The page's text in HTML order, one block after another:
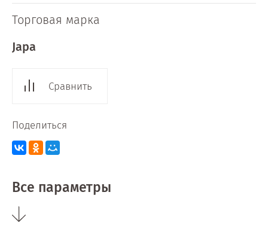
Торговая марка
Japa
Сравнить
Поделиться
Все параметры